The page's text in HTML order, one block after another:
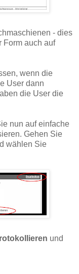
- dies
Form auch auf
wenn die
User dann
die User die
nun auf einfache
Gehen Sie
wählen Sie
und